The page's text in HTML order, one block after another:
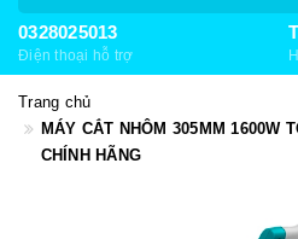
0328025013
Điện thoại hỗ trợ
Trang chủ
MÁY CẮT NHÔM 305MM 1600W
CHÍNH HÃNG